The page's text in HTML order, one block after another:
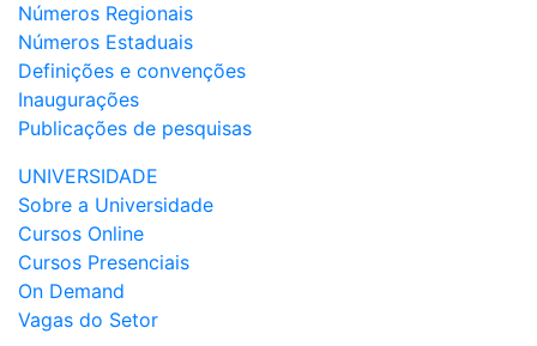
Números Regionais
Números Estaduais
Definições e convenções
Inaugurações
Publicações de pesquisas
UNIVERSIDADE
Sobre a Universidade
Cursos Online
Cursos Presenciais
On Demand
Vagas do Setor